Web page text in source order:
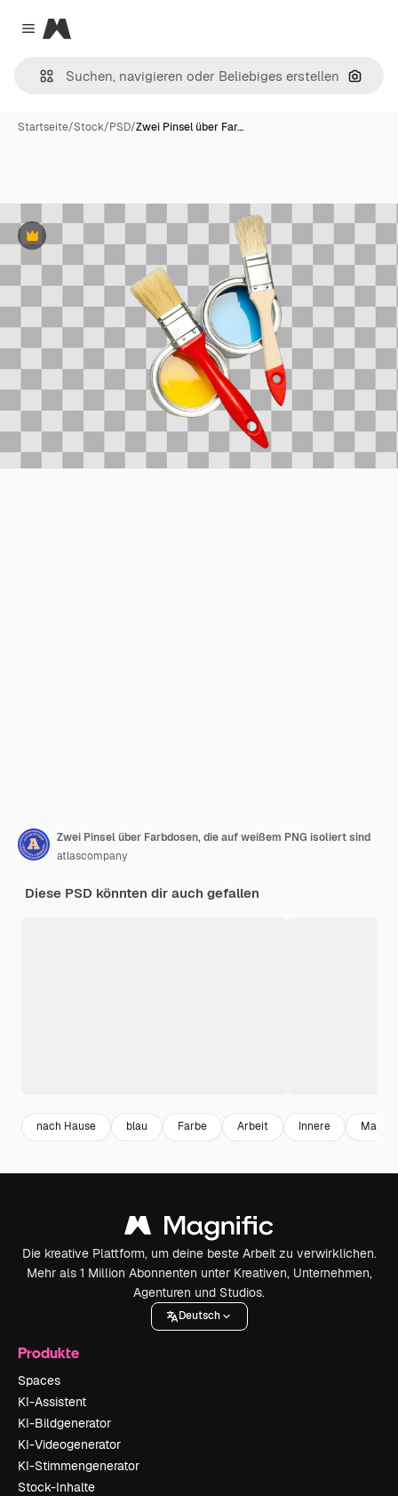
Close menu
Magnific
Nach
Startseite/Stock/PSD/Zwei Pinsel über Far…
Premium
Zwei Pinsel über Farbdosen, die auf weißem PNG isoliert sind
atlascompany
Diese PSD könnten dir auch gefallen
nach Hause blau Farbe Arbeit Innere Malerei
Die kreative Plattform, um deine beste Arbeit zu verwirklichen.
Mehr als 1 Million Abonnenten unter Kreativen, Unternehmen,
Agenturen und Studios.
Deutsch
Produkte
Spaces
KI-Assistent
KI-Bildgenerator
KI-Videogenerator
KI-Stimmengenerator
Stock-Inhalte